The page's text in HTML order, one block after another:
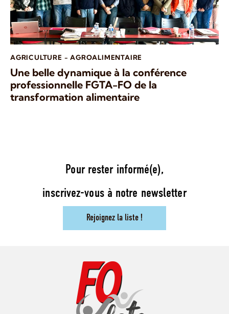
AGRICULTURE - AGROALIMENTAIRE
Une belle dynamique à la conférence
professionnelle FGTA-FO de la
transformation alimentaire
Pour rester informé(e),
inscrivez-vous à notre newsletter
Rejoignez la liste !